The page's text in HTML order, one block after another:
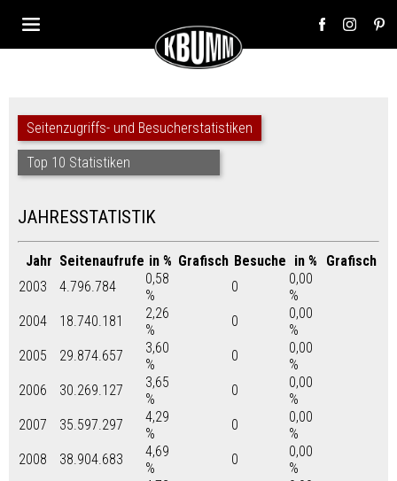
Seitenzugriffs- und Besucherstatistiken
Top 10 Statistiken
JAHRESSTATISTIK
Jahr Seitenaufrufe in % Grafisch Besuche in %
Grafisch
2003
4.796.784
0,58
%
0
0,00
%
2004
18.740.181
2,26
%
0
0,00
%
2005
29.874.657
3,60
%
0
0,00
%
2006
30.269.127
3,65
%
0
0,00
%
2007
35.597.297
4,29
%
0
0,00
%
2008
38.904.683
4,69
%
0
0,00
%